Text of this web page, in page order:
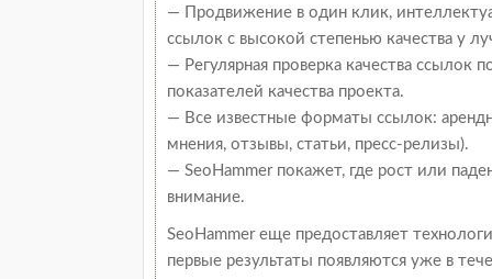
— Продвижение в один клик,
ссылок с высокой степенью качества у
— Регулярная проверка качества
показателей качества проекта.
— Все известные форматы ссылок:
мнения, отзывы, статьи, пресс-релизы).
— SeoHammer покажет, где рост или
внимание.
SeoHammer еще предоставляет
первые результаты появляются уже в